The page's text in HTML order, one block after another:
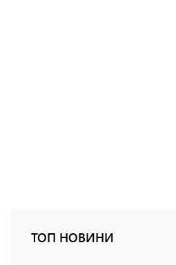
ТОП НОВИНИ